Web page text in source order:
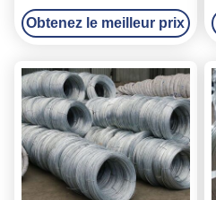
séries, anti bobines en acier
acides de fil machine
Obtenez le meilleur prix